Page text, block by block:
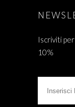
Iscriviti
10%